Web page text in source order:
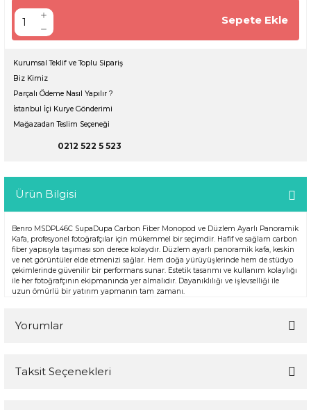
Sepete Ekle
Kurumsal Teklif ve Toplu Sipariş
Biz Kimiz
Parçalı Ödeme Nasıl Yapılır ?
İstanbul İçi Kurye Gönderimi
Mağazadan Teslim Seçeneği
0212 522 5 523
Ürün Bilgisi
Benro MSDPL46C SupaDupa Carbon Fiber Monopod ve Düzlem Ayarlı Panoramik
Kafa, profesyonel fotoğrafçılar için mükemmel bir seçimdir. Hafif ve sağlam carbon
fiber yapısıyla taşıması son derece kolaydır. Düzlem ayarlı panoramik kafa, keskin
ve net görüntüler elde etmenizi sağlar. Hem doğa yürüyüşlerinde hem de stüdyo
çekimlerinde güvenilir bir performans sunar. Estetik tasarımı ve kullanım kolaylığı
ile her fotoğrafçının ekipmanında yer almalıdır. Dayanıklılığı ve işlevselliği ile
uzun ömürlü bir yatırım yapmanın tam zamanı.
Yorumlar
Taksit Seçenekleri